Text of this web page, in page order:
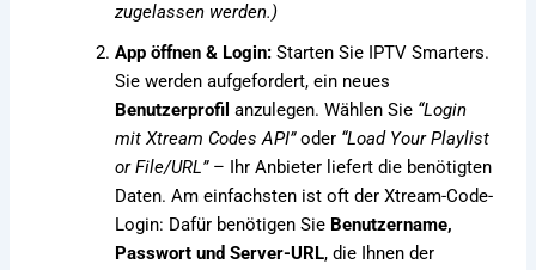
zugelassen werden.)
App öffnen & Login: Starten Sie IPTV Smarters.
Sie werden aufgefordert, ein neues
Benutzerprofil anzulegen. Wählen Sie “Login
mit Xtream Codes API”oder “Load Your Playlist
or File/URL”– Ihr Anbieter liefert die benötigten
Daten. Am einfachsten ist oft der Xtream-Code-
Login: Dafür benötigen Sie Benutzername,
Passwort und Server-URL, die Ihnen der